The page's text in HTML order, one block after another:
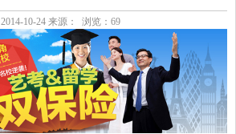
2014-10-24来源： 浏览： 69